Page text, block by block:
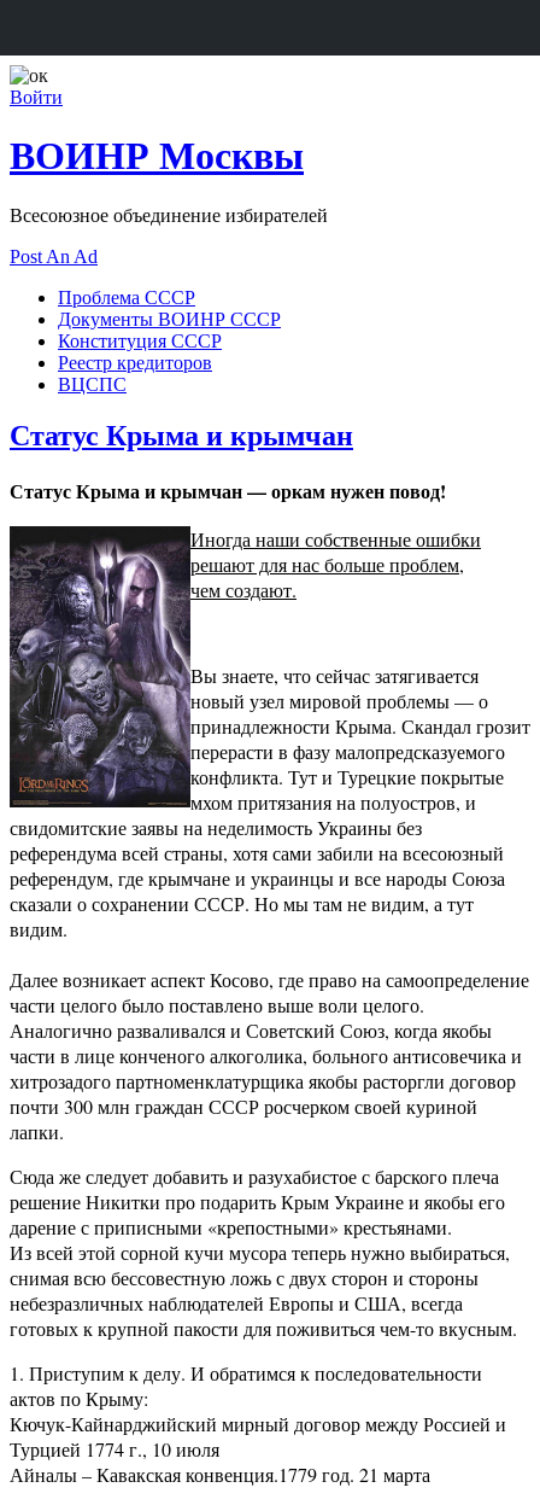
Войти
ВОИНР Москвы
Всесоюзное объединение избирателей
Post An Ad
Проблема СССР
Документы ВОИНР СССР
Конституция СССР
Реестр кредиторов
ВЦСПС
Статус Крыма и крымчан
Статус Крыма и крымчан — оркам нужен повод!
Иногда наши собственные ошибки
решают для нас больше проблем,
чем создают.
Вы знаете, что сейчас затягивается
новый узел мировой проблемы — о
принадлежности Крыма. Скандал грозит
перерасти в фазу малопредсказуемого
конфликта. Тут и Турецкие покрытые
мхом притязания на полуостров, и
свидомитские заявы на неделимость Украины без
референдума всей страны, хотя сами забили на всесоюзный
референдум, где крымчане и украинцы и все народы Союза
сказали о сохранении СССР. Но мы там не видим, а тут
видим.
Далее возникает аспект Косово, где право на самоопределение
части целого было поставлено выше воли целого.
Аналогично разваливался и Советский Союз, когда якобы
части в лице конченого алкоголика, больного антисовечика и
хитрозадого партноменклатурщика якобы расторгли договор
почти 300 млн граждан СССР росчерком своей куриной
лапки.
Сюда же следует добавить и разухабистое с барского плеча
решение Никитки про подарить Крым Украине и якобы его
дарение с приписными «крепостными» крестьянами.
Из всей этой сорной кучи мусора теперь нужно выбираться,
снимая всю бессовестную ложь с двух сторон и стороны
небезразличных наблюдателей Европы и США, всегда
готовых к крупной пакости для поживиться чем-то вкусным.
1. Приступим к делу. И обратимся к последовательности
актов по Крыму:
Кючук-Кайнарджийский мирный договор между Россией и
Турцией 1774 г., 10 июля
Айналы – Кавакская конвенция.1779 год. 21 марта